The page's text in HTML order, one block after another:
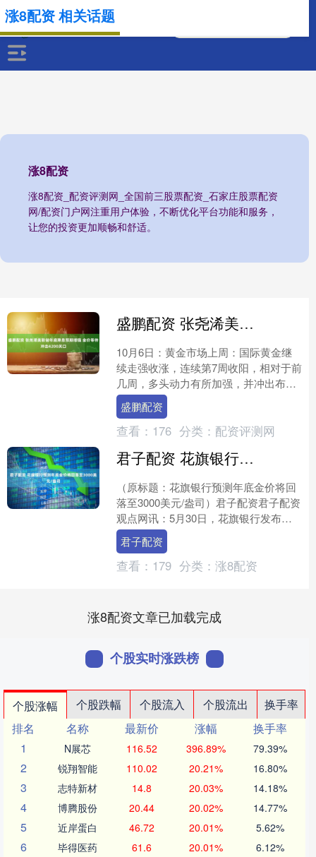
涨8配资
涨8配资_配资评测网_全国前三股票配资_石家庄股票配资
网/配资门户网注重用户体验，不断优化平台功能和服务，
让您的投资更加顺畅和舒适。
涨8配资 相关话题
盛鹏配资 张尧浠美联储年底降息预期增强 金价等待冲击4200关口
10月6日：黄金市场上周：国际黄金继
续走强收涨，连续第7周收阳，相对于前
几周，多头动力有所加强，并冲出布林
带之外，有一定的回调需求，但由于多
头动力持稳，回撤预计....
盛鹏配资
查看： 176 分类： 配资评测网
君子配资 花旗银行预测年底金价将回落至3000美元/盎司
（原标题：花旗银行预测年底金价将回
落至3000美元/盎司）君子配资君子配资
观点网讯：5月30日，花旗银行发布报
告预测年底金价将回落至3000美元/盎
司，较当前....
君子配资
查看： 179 分类： 涨8配资
涨8配资文章已加载完成
个股实时涨跌榜
个股涨幅 个股跌幅 个股流入 个股流出
换手率
排名
名称 最新价 涨幅
换手率
1
N展芯 116.52 396.89% 79.39%
2 锐翔智能 110.02 20.21% 16.80%
3 志特新材 14.8 20.03% 14.18%
4 博腾股份 20.44 20.02% 14.77%
5 近岸蛋白 46.72 20.01% 5.62%
6 毕得医药 61.6 20.01% 6.12%